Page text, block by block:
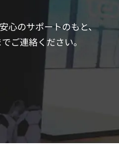
心のサポートのもと、
ご連絡ください。